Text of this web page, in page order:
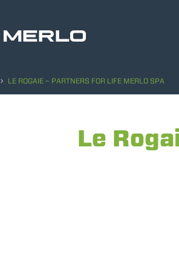
LE ROGAIE – PARTNERS FOR LIFE MERLO SPA
Le